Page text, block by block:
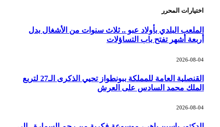
اختيارات المحرر
الملعب البلدي بأولاد عبو .. ثلاث سنوات من الأشغال بدل
أربعة أشهر تفتح باب التساؤلات
2026-08-04
القنصلية العامة للمملكة ببونطواز تحيي الذكرى الـ27 لتربع
الملك محمد السادس على العرش
2026-08-04